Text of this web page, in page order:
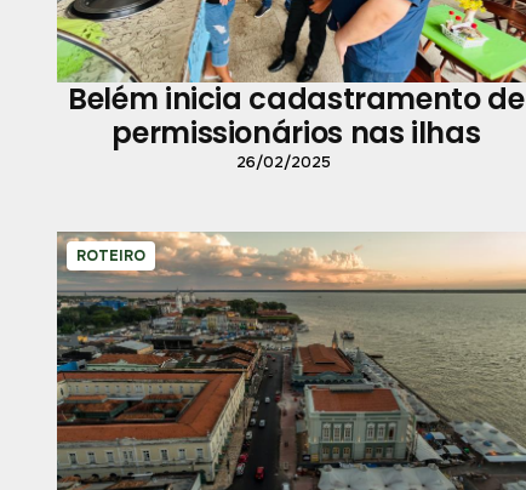
Belém inicia cadastramento de
permissionários nas ilhas
26/02/2025
ROTEIRO